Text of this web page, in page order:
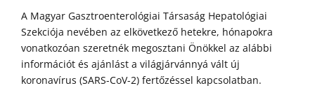
A Magyar Gasztroenterológiai Társaság Hepatológiai
Szekciója nevében az elkövetkező hetekre, hónapokra
vonatkozóan szeretnék megosztani Önökkel az alábbi
információt és ajánlást a világjárvánnyá vált új
koronavírus (SARS-CoV-2) fertőzéssel kapcsolatban.